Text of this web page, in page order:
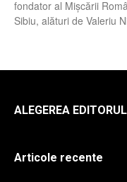
fondator al Mișcării
Sibiu, alături de Valeriu
ALEGEREA
Articole recente